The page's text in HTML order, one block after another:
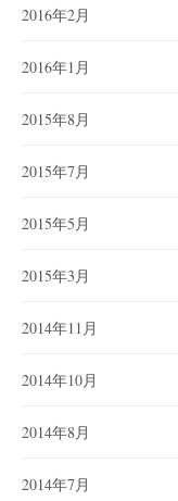
2016年2月
2016年1月
2015年8月
2015年7月
2015年5月
2015年3月
2014年11月
2014年10月
2014年8月
2014年7月